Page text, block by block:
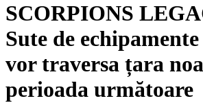
SCORPIONS
Sute de
vor traversa țara
perioada următoare